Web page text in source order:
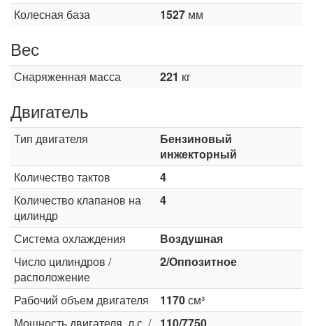
Колесная база
1527 мм
Вес
Снаряженная масса 221 кг
Двигатель
Тип двигателя
Бензиновый
инжекторный
Количество тактов
4
Количество клапанов на
цилиндр
4
Система охлаждения
Воздушная
Число цилиндров /
расположение
2/Оппозитное
Рабочий объем двигателя 1170см³